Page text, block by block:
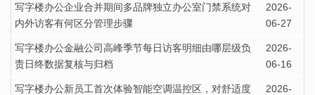
写字楼办公企业合并期间多品牌独立办公室门禁系统对
内外访客有何区分管理步骤
2026-
06-27
写字楼办公金融公司高峰季节每日访客明细由哪层级负
责日终数据复核与归档
2026-
06-16
写字楼办公新员工首次体验智能空调温控区，对舒适度
2026-